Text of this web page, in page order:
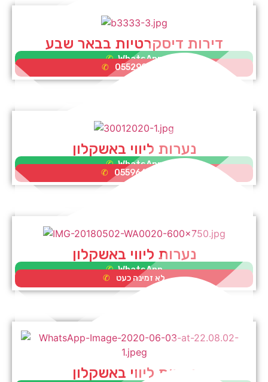
דירות דיסקרטיות בבאר שבע
WhatsApp
0552995353
נערות ליווי באשקלון
WhatsApp
0559662075
נערות ליווי באשקלון
WhatsApp
לא זמינה כעט
נערות ליווי באשקלון